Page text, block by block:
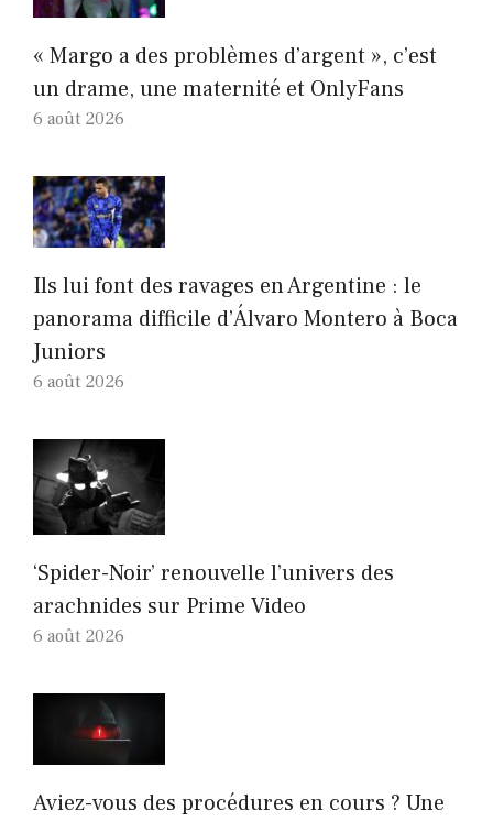
« Margo a des problèmes d’argent », c’est
un drame, une maternité et OnlyFans
6 août 2026
Ils lui font des ravages en Argentine : le
panorama difficile d’Álvaro Montero à Boca
Juniors
6 août 2026
‘Spider-Noir’ renouvelle l’univers des
arachnides sur Prime Video
6 août 2026
Aviez-vous des procédures en cours ? Une